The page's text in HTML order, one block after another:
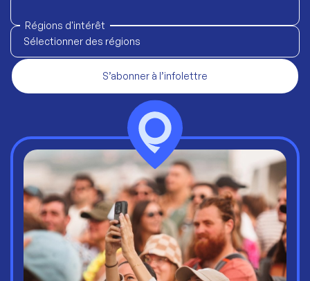
Régions d'intérêt
Sélectionner des régions
S’abonner à l’infolettre